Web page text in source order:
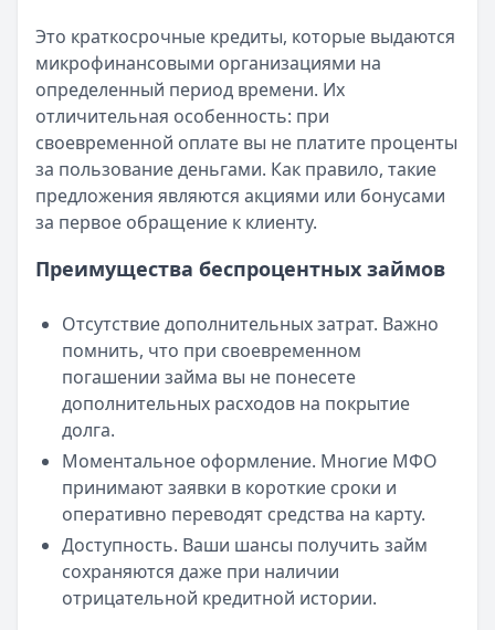
57 сервисов микрозаймов через Госуслуги: где
Кратко:Авторизация через Госуслуги ускоряет
Опубликовано:23 ноября 2025 г.
Категория:МФО
Читать новость
Смс о «одобренном займе» от Bigmani Ru: как
Кратко:Пришло СМС об одобрении займа от Bigmani
Опубликовано:23 ноября 2025 г.
Читать новость
Это краткосрочные кредиты, которые выдаются
микрофинансовыми организациями на
определенный период времени. Их
отличительная особенность: при
своевременной оплате вы не платите проценты
за пользование деньгами. Как правило, такие
предложения являются акциями или бонусами
за первое обращение к клиенту.
Преимущества беспроцентных займов
Отсутствие дополнительных затрат. Важно
помнить, что при своевременном
погашении займа вы не понесете
дополнительных расходов на покрытие
долга.
Моментальное оформление. Многие МФО
принимают заявки в короткие сроки и
оперативно переводят средства на карту.
Доступность. Ваши шансы получить займ
сохраняются даже при наличии
отрицательной кредитной истории.